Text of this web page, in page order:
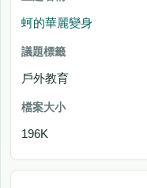
蚵的華麗變身
戶外教育
196K